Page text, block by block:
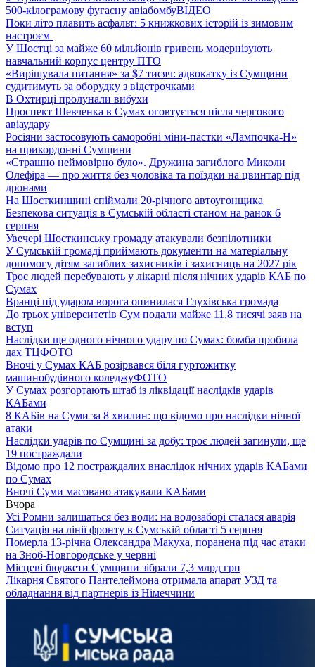
500-кілограмову фугасну авіабомбуВІДЕО
Поки літо плавить асфальт: 5 книжкових історій із зимовим
настроєм
У Шостці за майже 60 мільйонів гривень модернізують
навчальний корпус центру ПТО
«Вирішувала питання» за $7 тисяч: адвокатку із Сумщини
судитимуть за оборудку з відстрочками
В Охтирці пролунали вибухи
Проспект Шевченка в Сумах оговтується після чергового
авіаудару
Росіяни застосовують саморобні міни-пастки «Лампочка-Н»
на прикордонні Сумщини
«Страшно неймовірно було». Дружина загиблого Миколи
Олефіра — про життя без чоловіка та поїздки на цвинтар під
дронами
На Шосткинщині спіймали 20-річного автоугонщика
Безпекова ситуація в Сумській області станом на ранок 6
серпня
Увечері Шосткинську громаду атакували безпілотники
У Сумській громаді приймають документи на матеріальну
допомогу дітям загиблих захисників і захисниць на 2027 рік
Троє людей перебувають у лікарні після нічних ударів КАБ по
Сумах
Вранці під ударом ворога опинилася Глухівська громада
До трьох університетів Сум подали майже 11,8 тисячі заяв на
вступ
Наслідки ще одного нічного удару по Сумах: бомба пробила
дах ТЦФОТО
Вночі у Сумах КАБ розірвався біля гуртожитку
машинобудівного коледжуФОТО
У Сумах розгортають штаб із ліквідації наслідків ударів
КАБами
8 КАБів на Суми за 8 хвилин: що відомо про наслідки нічної
атаки
Наслідки ударів по Сумщині за добу: троє людей загинули, ще
19 постраждали
Відомо про 12 постраждалих внаслідок нічних ударів КАБами
по Сумах
Вночі Суми масовано атакували КАБами
Вчора
Усі Ромни залишаться без води: на водозаборі сталася аварія
Ситуація на лінії фронту в Сумській області 5 серпня
Померла 13-річна Олександра Макуха, поранена під час атаки
на Зноб-Новгородське у червні
Місцеві бюджети Сумщини зібрали 7,3 млрд грн
Лікарня Святого Пантелеймона отримала апарат УЗД та
обладнання від партнерів із Німеччини